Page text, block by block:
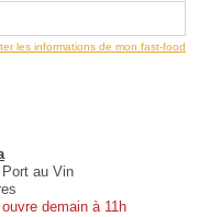
les informations de mon fast-food
Port au Vin
demain à 11h